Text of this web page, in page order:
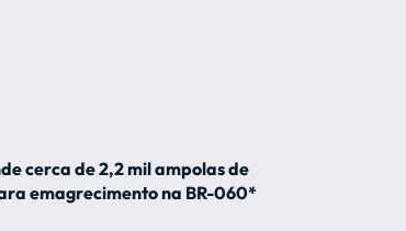
cerca de 2,2 mil ampolas de
emagrecimento na BR-060*